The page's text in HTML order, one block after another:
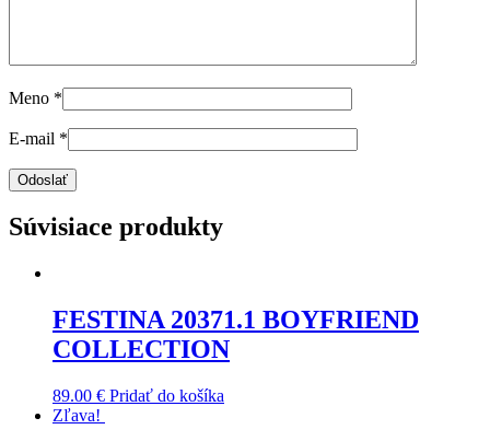
Meno *
E-mail *
Súvisiace produkty
FESTINA 20371.1 BOYFRIEND
COLLECTION
89.00 € Pridať do košíka
Zľava!